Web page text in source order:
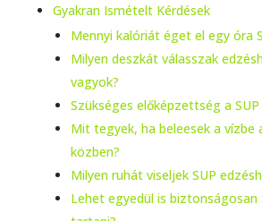
Gyakran Ismételt Kérdések
Mennyi kalóriát éget el egy óra
Milyen deszkát válasszak
vagyok?
Szükséges előképzettség a
Mit tegyek, ha beleesek a vízbe
közben?
Milyen ruhát viseljek SUP
Lehet egyedül is biztonságosan